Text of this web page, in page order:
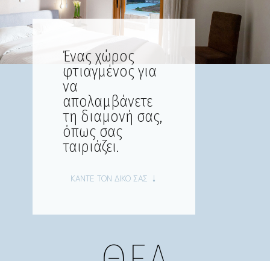
Ένας χώρος
φτιαγμένος για
να
απολαμβάνετε
τη διαμονή σας,
όπως σας
ταιριάζει.
ΚΑΝΤΕ ΤΟΝ ΔΙΚΟ ΣΑΣ ↓